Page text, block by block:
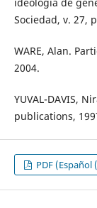
Sociedad, v. 27,
WARE, Alan.
2004.
YUVAL-DAVIS,
publications,
PDF (Español